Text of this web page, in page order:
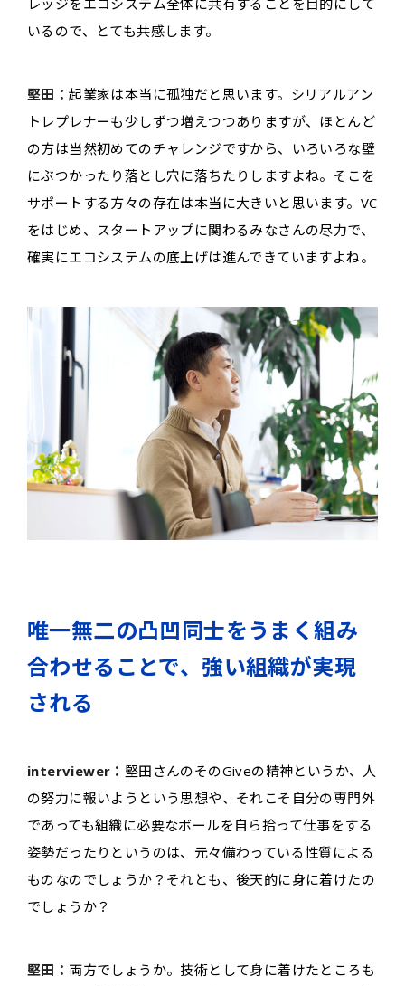
いるので、とても共感します。
堅田：起業家は本当に孤独だと思います。シリアルアン
トレプレナーも少しずつ増えつつありますが、ほとんど
の方は当然初めてのチャレンジですから、いろいろな壁
にぶつかったり落とし穴に落ちたりしますよね。そこを
サポートする方々の存在は本当に大きいと思います。VC
をはじめ、スタートアップに関わるみなさんの尽力で、
確実にエコシステムの底上げは進んできていますよね。
唯一無二の凸凹同士をうまく組み
合わせることで、強い組織が実現
される
interviewer： 堅田さんのそのGiveの精神というか、人
の努力に報いようという思想や、それこそ自分の専門外
であっても組織に必要なボールを自ら拾って仕事をする
姿勢だったりというのは、元々備わっている性質による
ものなのでしょうか？それとも、後天的に身に着けたの
でしょうか？
堅田： 両方でしょうか。技術として身に着けたところも